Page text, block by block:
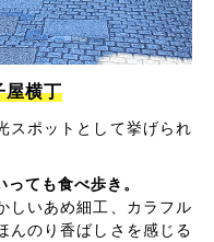
屋横丁
スポットとして挙げられ
ても食べ歩き。
しいあめ細工、カラフル
んのり香ばしさを感じる